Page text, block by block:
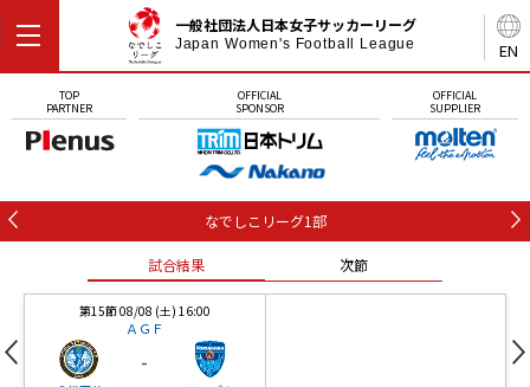
EN
一般社団法人日本女子サッカーリーグ
Japan Women's Football League
TOP
PARTNER
OFFICIAL
SPONSOR
OFFICIAL
SUPPLIER
なでしこリーグ1部
試合結果 次節
第15節 08/08 (土) 16:00
ＡＧＦ
-